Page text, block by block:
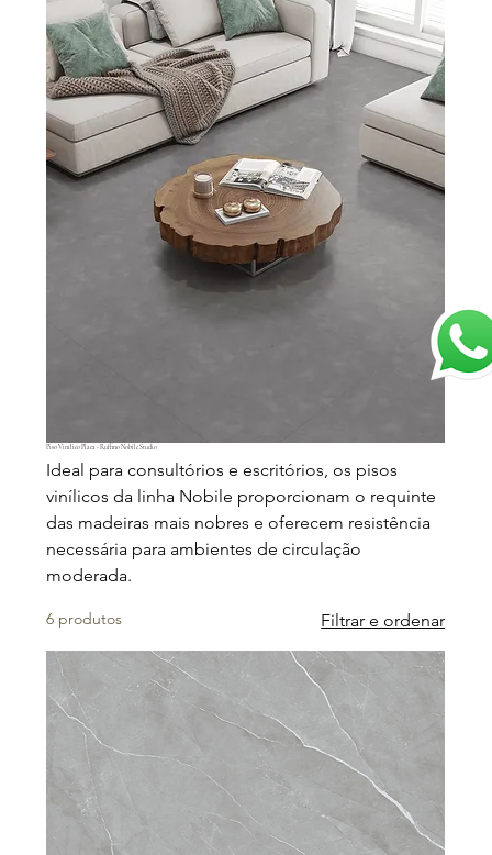
Piso Vinílico Placa - Ruffino Nobile Studio
Ideal para consultórios e escritórios, os pisos
vinílicos da linha Nobile proporcionam o requinte
das madeiras mais nobres e oferecem resistência
necessária para ambientes de circulação
moderada.
6 produtos Filtrar e ordenar